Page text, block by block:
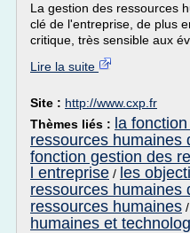
La gestion des ressources
clé de l'entreprise, de plus
critique, très sensible aux
Lire la suite
Site : http://www.cxp.fr
Thèmes liés : la
ressources humaines
fonction gestion des
l entreprise / les
ressources humaines
ressources humaines /
humaines et